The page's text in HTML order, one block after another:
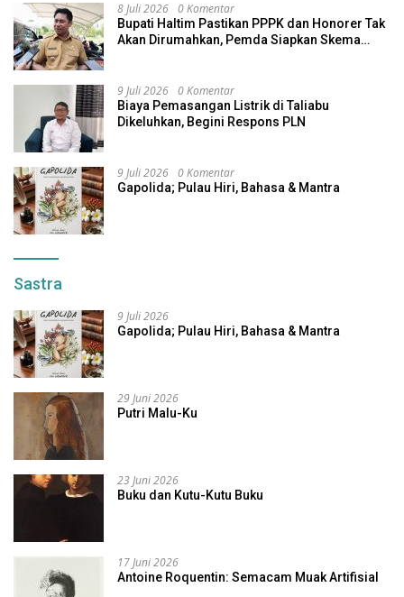
8 Juli 2026 0 Komentar
Bupati Haltim Pastikan PPPK dan Honorer Tak
Akan Dirumahkan, Pemda Siapkan Skema
9 Juli 2026 0 Komentar
Biaya Pemasangan Listrik di Taliabu
Dikeluhkan, Begini Respons PLN
9 Juli 2026 0 Komentar
Gapolida; Pulau Hiri, Bahasa & Mantra
Sastra
9 Juli 2026
Gapolida; Pulau Hiri, Bahasa & Mantra
29 Juni 2026
Putri Malu-Ku
23 Juni 2026
Buku dan Kutu-Kutu Buku
17 Juni 2026
Antoine Roquentin: Semacam Muak Artifisial